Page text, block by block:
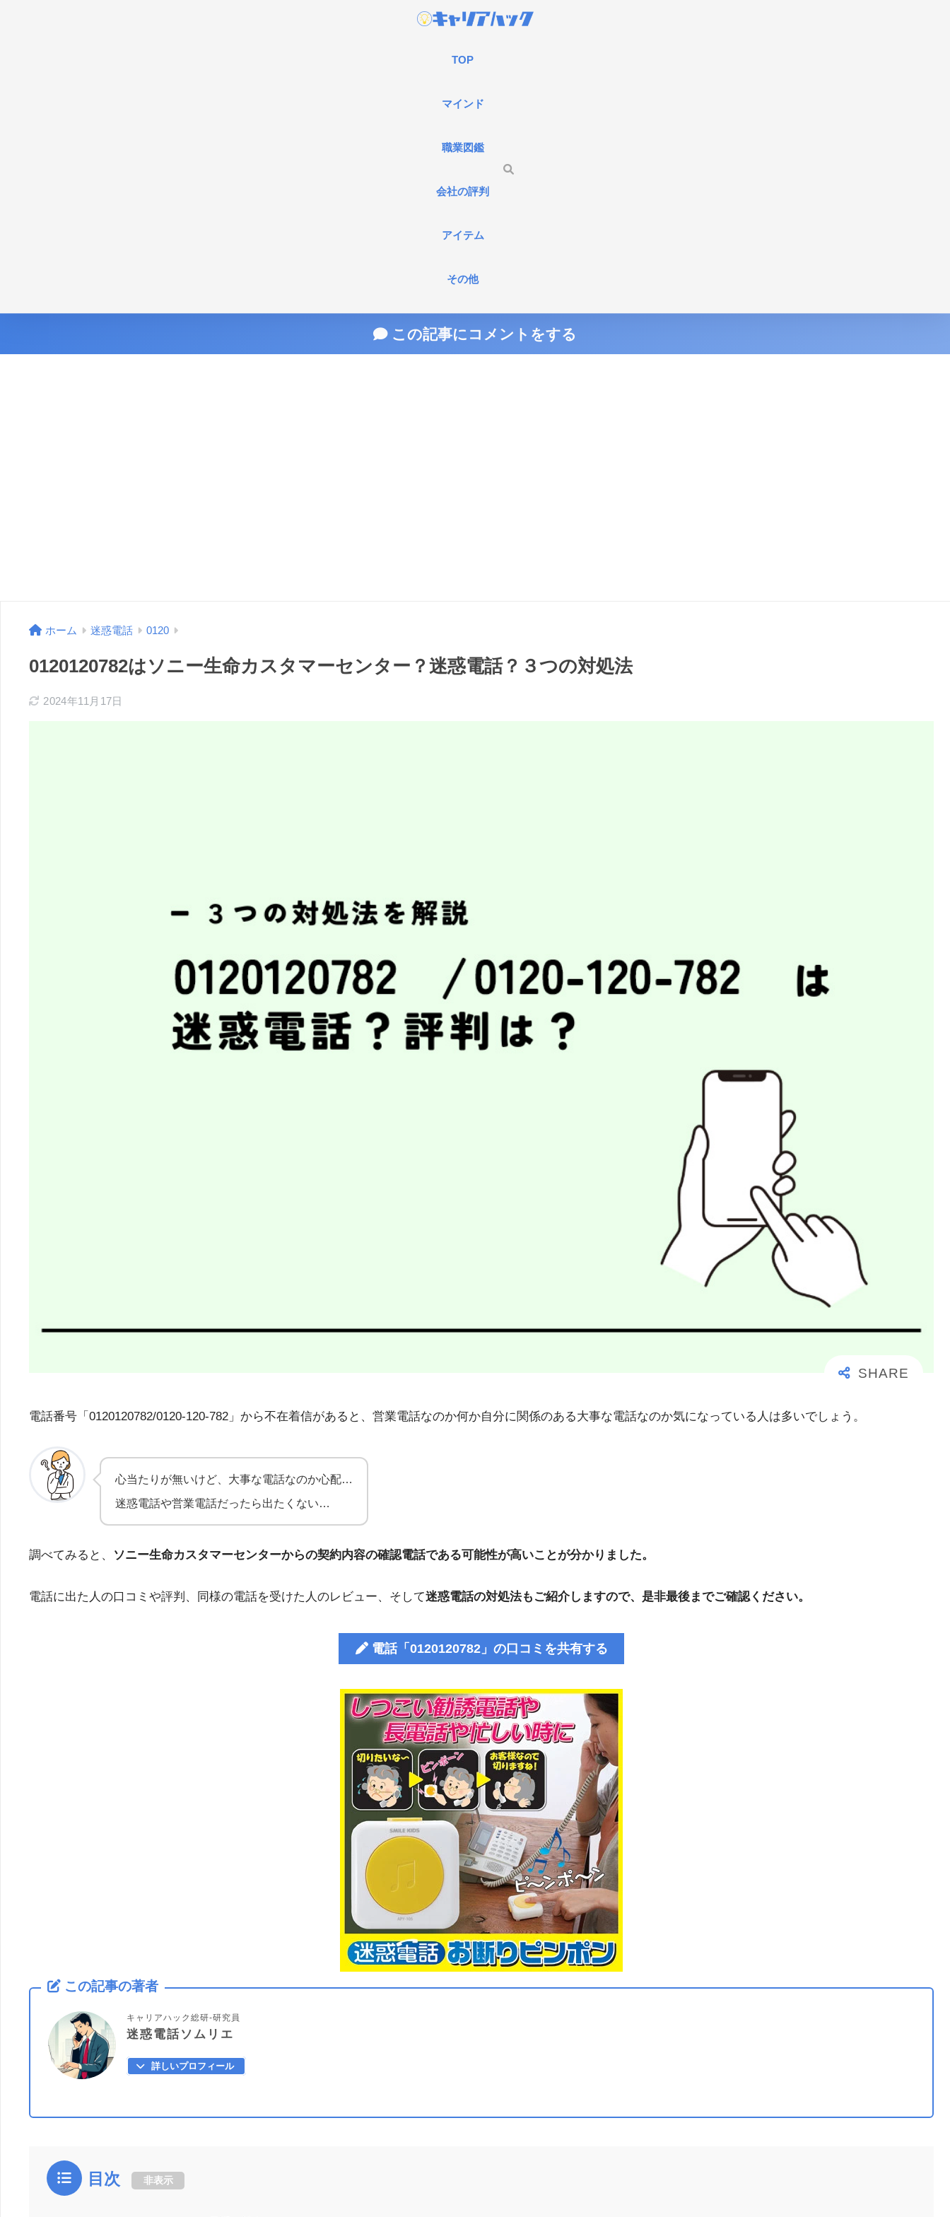
TOP
マインド
職業図鑑
会社の評判
アイテム
その他
この記事にコメントをする
ホーム 迷惑電話 0120
0120120782はソニー生命カスタマーセンター？迷惑電話？３つの対処法
2024年11月17日
電話番号「0120120782/0120-120-782」から不在着信があると、営業電話なのか何か自分に関係のある大事な電話なのか気になっている人は多いでしょう。
心当たりが無いけど、大事な電話なのか心配…
迷惑電話や営業電話だったら出たくない…
調べてみると、 ソニー生命カスタマーセンターからの契約内容の確認電話である可能性が高いことが分かりました。
電話に出た人の口コミや評判、同様の電話を受けた人のレビュー、そして迷惑電話の対処法もご紹介しますので、是非最後までご確認ください。
電話「0120120782」の口コミを共有する
この記事の著者
キャリアハック総研-研究員
迷惑電話ソムリエ
詳しいプロフィール
目次 非表示